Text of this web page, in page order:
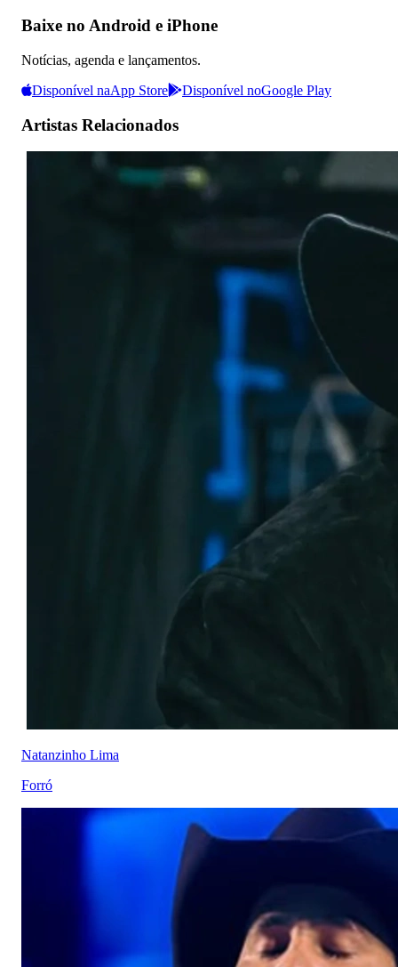
Baixe no Android e iPhone
Notícias, agenda e lançamentos.
Disponível naApp Store Disponível noGoogle Play
Artistas Relacionados
Natanzinho Lima
Forró